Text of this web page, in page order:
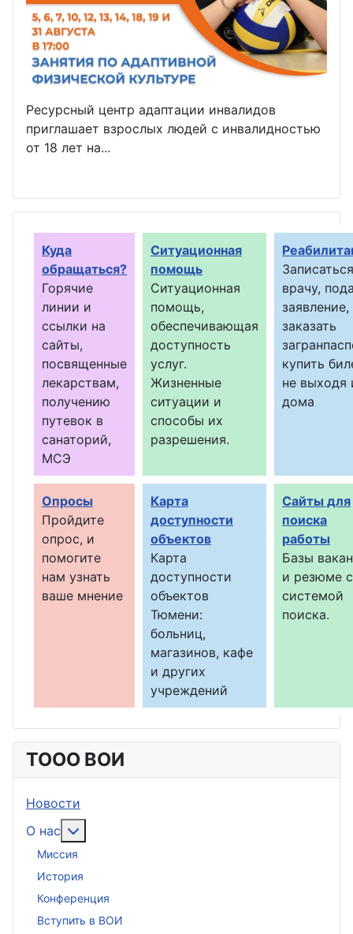
ТООО ВОИ
Новости
О нас
Миссия
История
Конференция
Вступить в ВОИ
Ресурсный центр адаптации инвалидов
приглашает взрослых людей с инвалидностью
от 18 лет на...
Куда
обращаться?
Горячие
линии и
ссылки на
сайты,
посвященные
лекарствам,
получению
путевок в
санаторий,
МСЭ
Ситуационная
помощь
Ситуационная
помощь,
обеспечивающая
доступность
услуг.
Жизненные
ситуации и
способы их
разрешения.
врачу,
заявление,
заказать
купить
не выходя
дома
Опросы
Пройдите
опрос, и
помогите
нам узнать
ваше мнение
Карта
доступности
объектов
Карта
доступности
объектов
Тюмени:
больниц,
магазинов, кафе
и других
учреждений
Сайты для
поиска
работы
Базы
и резюме с
системой
поиска.